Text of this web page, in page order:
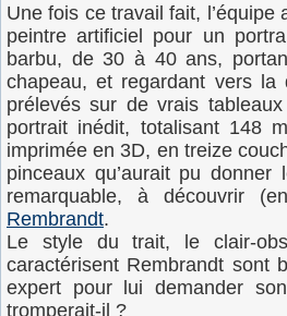
Une fois ce travail fait,
peintre artificiel pour un
barbu, de 30 à 40 ans,
chapeau, et regardant vers la
prélevés sur de vrais
portrait inédit, totalisant 148
imprimée en 3D, en treize
pinceaux qu’aurait pu
remarquable, à découvrir
Rembrandt.
Le style du trait, le clair-
caractérisent Rembrandt sont
expert pour lui demander
tromperait-il ?